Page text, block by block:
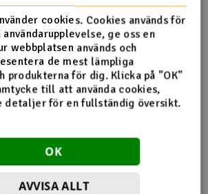
elfordon
lek och hobby
och tillbehör
(30-tooth)
cookies. Cookies används för
ge oss en
webbplatsen används och
de mest lämpliga
produkterna för dig. Klicka på "OK"
till att använda cookies,
detaljer för en fullständig översikt.
OK
AVVISA ALLT